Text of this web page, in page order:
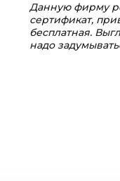
Данную фирму
сертификат,
бесплатная.
надо